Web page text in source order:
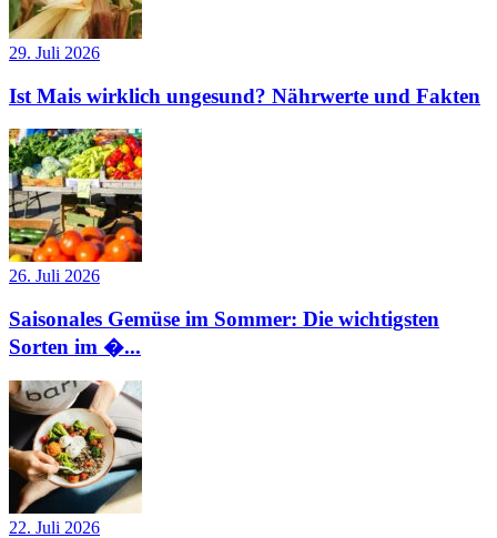
29. Juli 2026
Ist Mais wirklich ungesund? Nährwerte und Fakten
26. Juli 2026
Saisonales Gemüse im Sommer: Die wichtigsten
Sorten im �...
22. Juli 2026